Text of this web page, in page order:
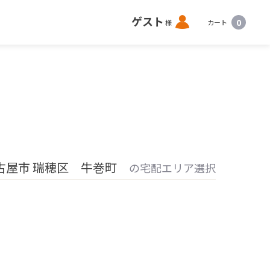
ゲスト 様 ロ
グ
カート 0
市 瑞穂区 牛巻町 の宅配エリア選択